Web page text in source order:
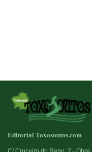
Editorial Toxosoutos.com